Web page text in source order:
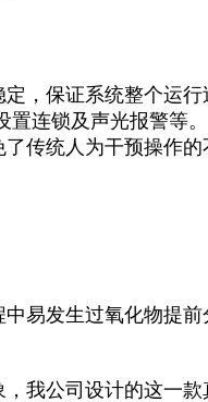
，保证系统整个运
置连锁及声光报警等
传统人为干预操作
易发生过氧化物提前
我公司设计的这一